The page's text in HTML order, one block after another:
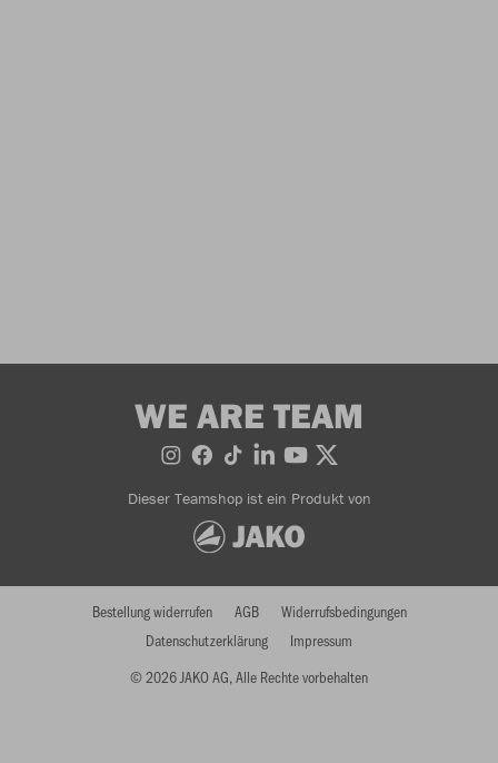
WE ARE TEAM
Dieser Teamshop ist ein Produkt von
© 2026 JAKO AG, Alle Rechte vorbehalten
Bestellung widerrufen AGB
Widerrufsbedingungen
Datenschutzerklärung
Impressum